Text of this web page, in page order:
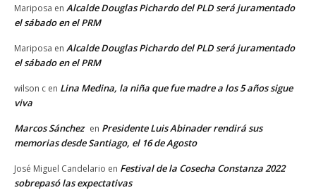
Mariposa en Alcalde Douglas Pichardo del PLD será juramentado
el sábado en el PRM
Mariposa en Alcalde Douglas Pichardo del PLD será juramentado
el sábado en el PRM
wilson c en Lina Medina, la niña que fue madre a los 5 años sigue
viva
Marcos Sánchez en Presidente Luis Abinader rendirá sus
memorias desde Santiago, el 16 de Agosto
José Miguel Candelario en Festival de la Cosecha Constanza 2022
sobrepasó las expectativas